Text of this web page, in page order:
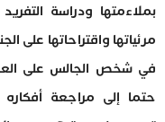
بملاءمتها ودراسة
مرئياتها واقتراحاتها على
في شخص الجالس على
حتما إلى مراجعة